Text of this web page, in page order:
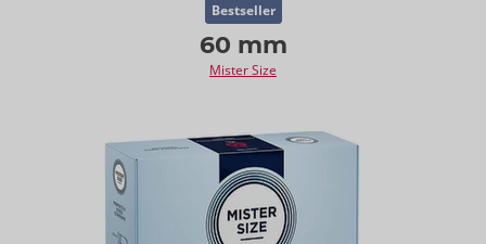
Bestseller
60 mm
Mister Size